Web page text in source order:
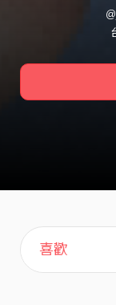
主頁
音樂
喜歡
關於